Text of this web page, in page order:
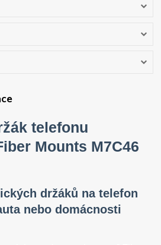
telefonu
Mounts M7C46
držáků na telefon
nebo domácnosti